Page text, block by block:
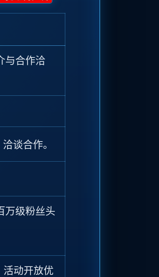
与合作洽
谈合作。
万级粉丝头
活动开放优